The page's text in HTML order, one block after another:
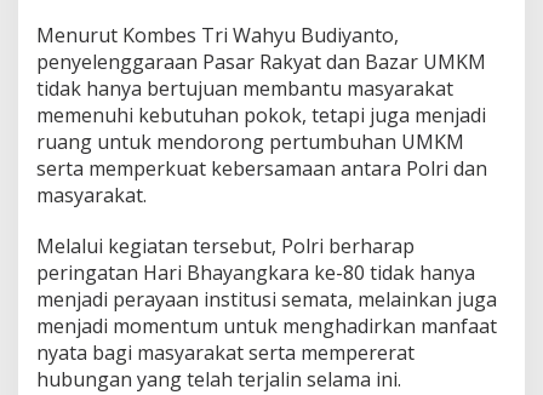
Menurut Kombes Tri Wahyu Budiyanto,
penyelenggaraan Pasar Rakyat dan Bazar UMKM
tidak hanya bertujuan membantu masyarakat
memenuhi kebutuhan pokok, tetapi juga menjadi
ruang untuk mendorong pertumbuhan UMKM
serta memperkuat kebersamaan antara Polri dan
masyarakat.
Melalui kegiatan tersebut, Polri berharap
peringatan Hari Bhayangkara ke-80 tidak hanya
menjadi perayaan institusi semata, melainkan juga
menjadi momentum untuk menghadirkan manfaat
nyata bagi masyarakat serta mempererat
hubungan yang telah terjalin selama ini.